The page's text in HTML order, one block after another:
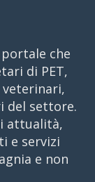
che
di PET,
del settore.
attualità,
e servizi
e non